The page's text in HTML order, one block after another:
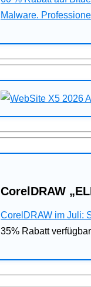
Malware.
CorelDRAW
CorelDRAW im Juli:
35% Rabatt